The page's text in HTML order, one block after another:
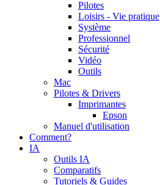
Pilotes
Loisirs - Vie pratique
Système
Professionnel
Sécurité
Vidéo
Outils
Mac
Pilotes & Drivers
Imprimantes
Epson
Manuel d'utilisation
Comment?
IA
Outils IA
Comparatifs
Tutoriels & Guides